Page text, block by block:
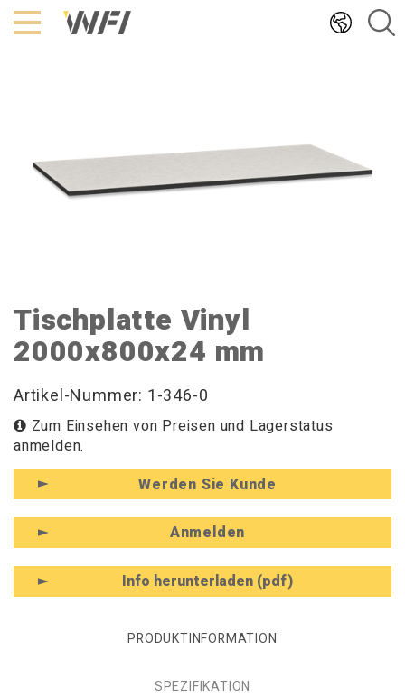
Hoppa
till
Tischplatte Vinyl
2000x800x24 mm
Artikel-Nummer: 1-346-0
Zum Einsehen von Preisen und Lagerstatus
anmelden.
Werden Sie Kunde
Anmelden
Info herunterladen (pdf)
PRODUKTINFORMATION
SPEZIFIKATION